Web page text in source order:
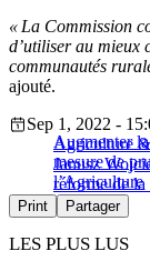
« La Commission
d’utiliser au mieux
communautés
ajouté.
Augmenter
mesure de
l’Agriculture
Sep 1, 2022 -
Agriculture
Janusz
réforme de
Print Partager
LES PLUS LUS